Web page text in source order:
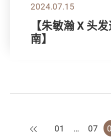
2024.07.15
【朱敏瀚 X 头
南】
上一页
01 … 07